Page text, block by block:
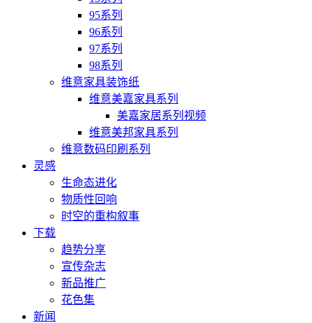
95系列
96系列
97系列
98系列
维意家具装饰纸
维意美嘉家具系列
美嘉家居系列视频
维意美邦家具系列
维意数码印刷系列
灵感
生命态进化
物质性回响
时空的重构叙事
下载
趋势分享
宣传杂志
新品推广
花色集
新闻